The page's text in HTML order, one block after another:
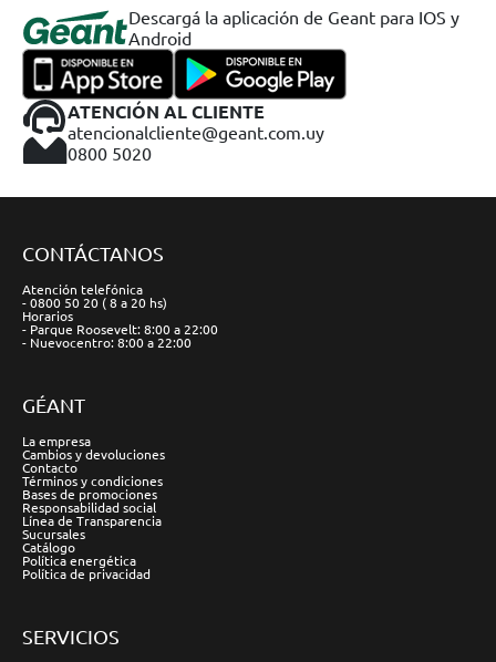
Descargá la aplicación de Geant para IOS y
Android
ATENCIÓN AL CLIENTE
atencionalcliente@geant.com.uy
0800 5020
CONTÁCTANOS
Atención telefónica
- 0800 50 20 ( 8 a 20 hs)
Horarios
- Parque Roosevelt: 8:00 a 22:00
- Nuevocentro: 8:00 a 22:00
GÉANT
La empresa
Cambios y devoluciones
Contacto
Términos y condiciones
Bases de promociones
Responsabilidad social
Línea de Transparencia
Sucursales
Catálogo
Política energética
Política de privacidad
SERVICIOS